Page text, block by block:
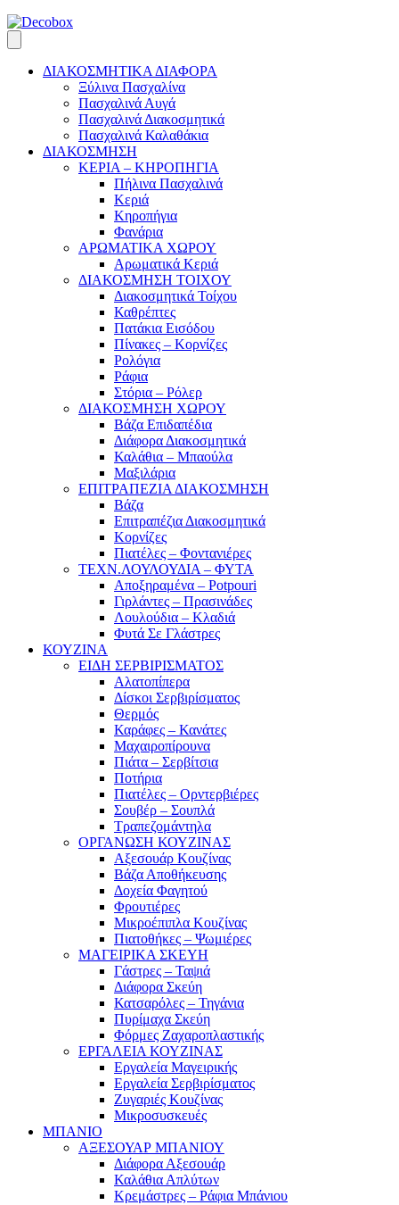
ΔΙΑΚΟΣΜΗΤΙΚΑ ΔΙΑΦΟΡΑ
Ξύλινα Πασχαλίνα
Πασχαλινά Αυγά
Πασχαλινά Διακοσμητικά
Πασχαλινά Καλαθάκια
ΔΙΑΚΟΣΜΗΣΗ
ΚΕΡΙΑ – ΚΗΡΟΠΗΓΙΑ
Πήλινα Πασχαλινά
Κεριά
Κηροπήγια
Φανάρια
ΑΡΩΜΑΤΙΚΑ ΧΩΡΟΥ
Αρωματικά Κεριά
ΔΙΑΚΟΣΜΗΣΗ ΤΟΙΧΟΥ
Διακοσμητικά Τοίχου
Καθρέπτες
Πατάκια Εισόδου
Πίνακες – Κορνίζες
Ρολόγια
Ράφια
Στόρια – Ρόλερ
ΔΙΑΚΟΣΜΗΣΗ ΧΩΡΟΥ
Βάζα Επιδαπέδια
Διάφορα Διακοσμητικά
Καλάθια – Μπαούλα
Μαξιλάρια
ΕΠΙΤΡΑΠΕΖΙΑ ΔΙΑΚΟΣΜΗΣΗ
Βάζα
Επιτραπέζια Διακοσμητικά
Κορνίζες
Πιατέλες – Φοντανιέρες
ΤΕΧΝ.ΛΟΥΛΟΥΔΙΑ – ΦΥΤΑ
Αποξηραμένα – Potpouri
Γιρλάντες – Πρασινάδες
Λουλούδια – Κλαδιά
Φυτά Σε Γλάστρες
ΚΟΥΖΙΝΑ
ΕΙΔΗ ΣΕΡΒΙΡΙΣΜΑΤΟΣ
Αλατοπίπερα
Δίσκοι Σερβιρίσματος
Θερμός
Καράφες – Κανάτες
Μαχαιροπίρουνα
Πιάτα – Σερβίτσια
Ποτήρια
Πιατέλες – Ορντερβιέρες
Σουβέρ – Σουπλά
Τραπεζομάντηλα
ΟΡΓΑΝΩΣΗ ΚΟΥΖΙΝΑΣ
Αξεσουάρ Κουζίνας
Βάζα Αποθήκευσης
Δοχεία Φαγητού
Φρουτιέρες
Μικροέπιπλα Κουζίνας
Πιατοθήκες – Ψωμιέρες
ΜΑΓΕΙΡΙΚΑ ΣΚΕΥΗ
Γάστρες – Ταψιά
Διάφορα Σκεύη
Κατσαρόλες – Τηγάνια
Πυρίμαχα Σκεύη
Φόρμες Ζαχαροπλαστικής
ΕΡΓΑΛΕΙΑ ΚΟΥΖΙΝΑΣ
Εργαλεία Μαγειρικής
Εργαλεία Σερβιρίσματος
Ζυγαριές Κουζίνας
Μικροσυσκευές
ΜΠΑΝΙΟ
ΑΞΕΣΟΥΑΡ ΜΠΑΝΙΟΥ
Διάφορα Αξεσουάρ
Καλάθια Απλύτων
Κρεμάστρες – Ράφια Μπάνιου